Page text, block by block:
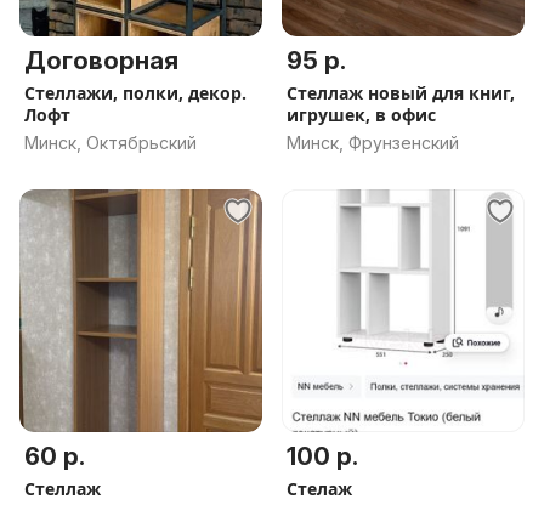
Договорная
Стеллажи, полки, декор.
Лофт
Минск, Октябрьский
95 р.
Стеллаж новый для книг,
игрушек, в офис
Минск, Фрунзенский
60 р.
Стеллаж
100 р.
Стелаж